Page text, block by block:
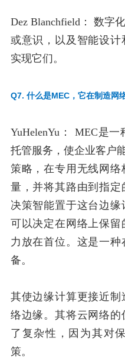
Dez Blanchfield：
数字
或意识，以及智能设
实现它们。
Q7. 什么是MEC，它在制造网
YuHelenYu：
MEC是一
托管服务，使企业客户
策略，在专用无线网
量，并将其路由到指
决策智能置于这台边
可以决定在网络上保
力放在首位。这是一
备。
其使边缘计算更接近制
络边缘。其将云网络
了复杂性，因为其对
策。